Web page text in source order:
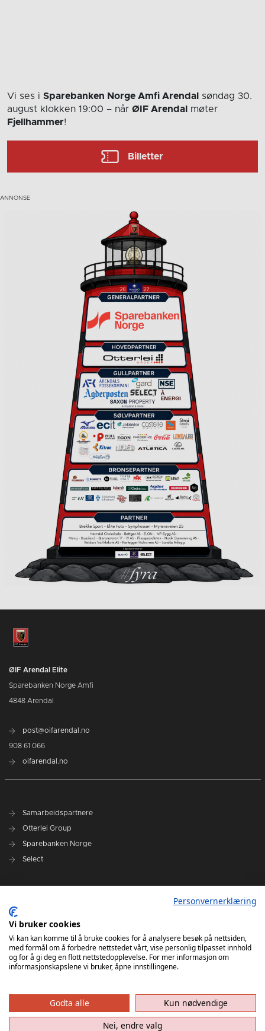
Vi ses i Sparebanken Norge Amfi Arendal
søndag 30.
august klokken 19:00 – når ØIF Arendal
møter
Fjellhammer!
Billetter
ØIF Arendal Elite
Sparebanken Norge Amfi
4848 Arendal
post@oifarendal.no
908 61 066
oifarendal.no
Samarbeidspartnere
Otterlei Group
Sparebanken Norge
Select
Spillerstall
Administrasjon
Styret
Personvernerklæring
Vi bruker cookies
Vi kan kan komme til å bruke cookies for å analysere besøk på nettsiden,
med formål om å forbedre nettstedet vårt, vise personlig tilpasset innhold
og for å gi deg en flott nettstedopplevelse. For mer informasjon om
informasjonskapslene vi bruker, åpne innstillingene.
Godta alle
Kun nødvendige
Nei, endre valg